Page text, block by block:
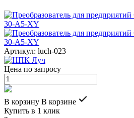
Артикул: luch-023
Цена по запросу
В корзину В корзине
Купить в 1 клик